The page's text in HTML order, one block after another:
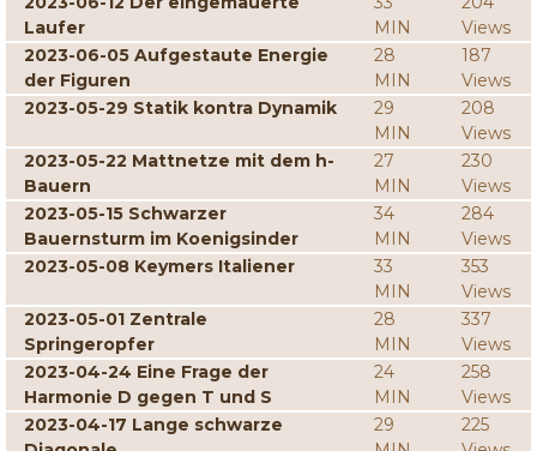
Laufer
MIN
Views
2023-06-05 Aufgestaute Energie
der Figuren
28
MIN
187
Views
2023-05-29 Statik kontra Dynamik
29
MIN
208
Views
2023-05-22 Mattnetze mit dem h-
Bauern
27
MIN
230
Views
2023-05-15 Schwarzer
Bauernsturm im Koenigsinder
34
MIN
284
Views
2023-05-08 Keymers Italiener
33
MIN
353
Views
2023-05-01 Zentrale
Springeropfer
28
MIN
337
Views
2023-04-24 Eine Frage der
Harmonie D gegen T und S
24
MIN
258
Views
2023-04-17 Lange schwarze
29
225